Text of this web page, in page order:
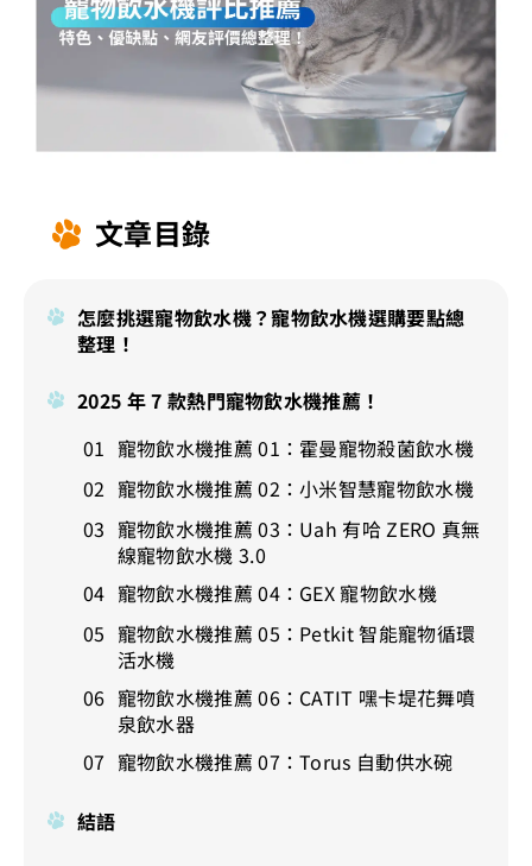
文章目錄
怎麼挑選寵物飲水機？寵物飲水機選購要點總
整理！
2025 年 7 款熱門寵物飲水機推薦！
寵物飲水機推薦 01：霍曼寵物殺菌飲水機
寵物飲水機推薦 02：小米智慧寵物飲水機
寵物飲水機推薦 03：Uah 有哈 ZERO 真無
線寵物飲水機 3.0
寵物飲水機推薦 04：GEX 寵物飲水機
寵物飲水機推薦 05：Petkit 智能寵物循環
活水機
寵物飲水機推薦 06：CATIT 嘿卡堤花舞噴
泉飲水器
寵物飲水機推薦 07：Torus 自動供水碗
結語